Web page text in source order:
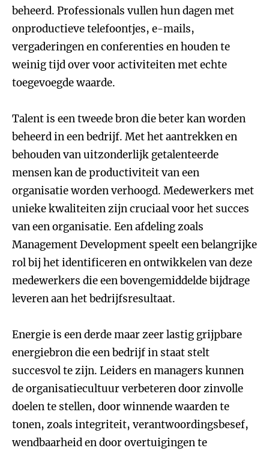
beheerd. Professionals vullen hun dagen met
onproductieve telefoontjes, e-mails,
vergaderingen en conferenties en houden te
weinig tijd over voor activiteiten met echte
toegevoegde waarde.
Talent is een tweede bron die beter kan worden
beheerd in een bedrijf. Met het aantrekken en
behouden van uitzonderlijk getalenteerde
mensen kan de productiviteit van een
organisatie worden verhoogd. Medewerkers met
unieke kwaliteiten zijn cruciaal voor het succes
van een organisatie. Een afdeling zoals
Management Development speelt een belangrijke
rol bij het identificeren en ontwikkelen van deze
medewerkers die een bovengemiddelde bijdrage
leveren aan het bedrijfsresultaat.
Energie is een derde maar zeer lastig grijpbare
energiebron die een bedrijf in staat stelt
succesvol te zijn. Leiders en managers kunnen
de organisatiecultuur verbeteren door zinvolle
doelen te stellen, door winnende waarden te
tonen, zoals integriteit, verantwoordingsbesef,
wendbaarheid en door overtuigingen te